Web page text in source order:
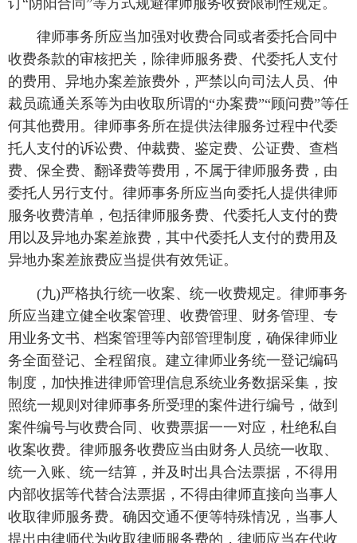
订“阴阳合同”等方式规避律师服务收费限制性规定。
律师事务所应当加强对收费合同或者委托合同中
收费条款的审核把关，除律师服务费、代委托人支付
的费用、异地办案差旅费外，严禁以向司法人员、仲
裁员疏通关系等为由收取所谓的“办案费”“顾问费”等任
何其他费用。律师事务所在提供法律服务过程中代委
托人支付的诉讼费、仲裁费、鉴定费、公证费、查档
费、保全费、翻译费等费用，不属于律师服务费，由
委托人另行支付。律师事务所应当向委托人提供律师
服务收费清单，包括律师服务费、代委托人支付的费
用以及异地办案差旅费，其中代委托人支付的费用及
异地办案差旅费应当提供有效凭证。
(九)严格执行统一收案、统一收费规定。律师事务
所应当建立健全收案管理、收费管理、财务管理、专
用业务文书、档案管理等内部管理制度，确保律师业
务全面登记、全程留痕。建立律师业务统一登记编码
制度，加快推进律师管理信息系统业务数据采集，按
照统一规则对律师事务所受理的案件进行编号，做到
案件编号与收费合同、收费票据一一对应，杜绝私自
收案收费。律师服务收费应当由财务人员统一收取、
统一入账、统一结算，并及时出具合法票据，不得用
内部收据等代替合法票据，不得由律师直接向当事人
收取律师服务费。确因交通不便等特殊情况，当事人
提出由律师代为收取律师服务费的，律师应当在代收